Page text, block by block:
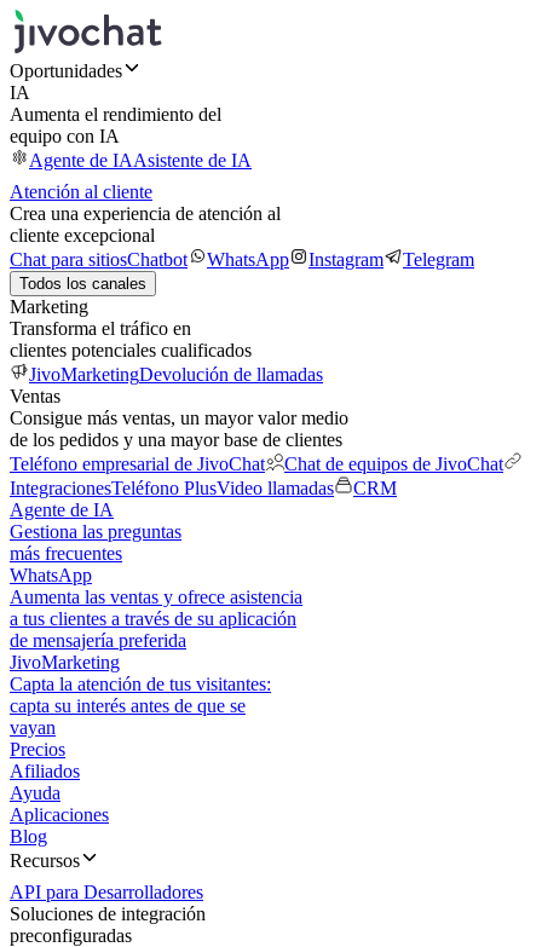
Oportunidades
IA
Aumenta el rendimiento del
equipo con IA
Agente de IAAsistente de IA
Atención al cliente
Crea una experiencia de atención al
cliente excepcional
Chat para sitiosChatbot WhatsApp Instagram Telegram
Todos los canales
Marketing
Transforma el tráfico en
clientes potenciales cualificados
JivoMarketingDevolución de llamadas
Ventas
Consigue más ventas, un mayor valor medio
de los pedidos y una mayor base de clientes
Teléfono empresarial de JivoChat
Chat de equipos de JivoChat
IntegracionesTeléfono PlusVideo llamadas
CRM
Agente de IA
Gestiona las preguntas
más frecuentes
WhatsApp
Aumenta las ventas y ofrece asistencia
a tus clientes a través de su aplicación
de mensajería preferida
JivoMarketing
Capta la atención de tus visitantes:
capta su interés antes de que se
vayan
Precios
Afiliados
Ayuda
Aplicaciones
Blog
Recursos
API para Desarrolladores
Soluciones de integración
preconfiguradas